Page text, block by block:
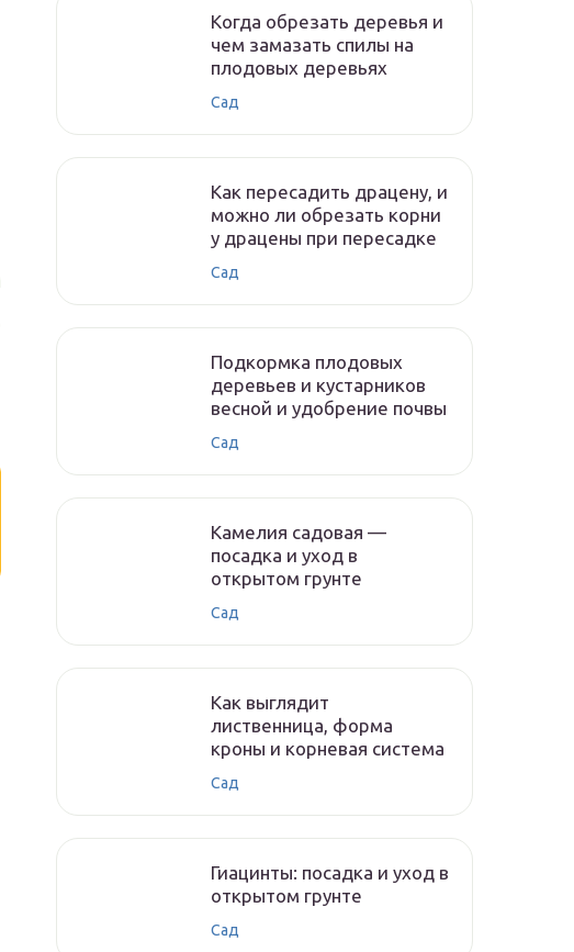
Когда обрезать деревья и
чем замазать спилы на
плодовых деревьях
Сад
Как пересадить драцену, и
можно ли обрезать корни
у драцены при пересадке
Сад
Подкормка плодовых
деревьев и кустарников
весной и удобрение почвы
Сад
Камелия садовая —
посадка и уход в
открытом грунте
Сад
Как выглядит
лиственница, форма
кроны и корневая система
Сад
Гиацинты: посадка и уход в
открытом грунте
Сад